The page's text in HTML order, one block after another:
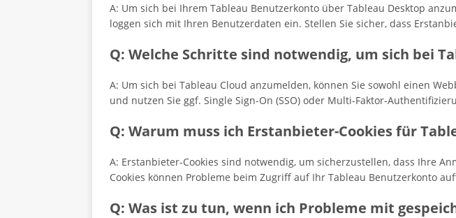
A: Um sich bei Ihrem Tableau Benutzerkonto über Tableau Desktop
loggen sich mit Ihren Benutzerdaten ein. Stellen Sie sicher, dass
Q: Welche Schritte sind notwendig, um sich bei
A: Um sich bei Tableau Cloud anzumelden, können Sie sowohl einen
und nutzen Sie ggf. Single Sign-On (SSO) oder Multi-Faktor-
Q: Warum muss ich Erstanbieter-Cookies für
A: Erstanbieter-Cookies sind notwendig, um sicherzustellen, dass Ihre
Cookies können Probleme beim Zugriff auf Ihr Tableau Benutzerkonto
Q: Was ist zu tun, wenn ich Probleme mit